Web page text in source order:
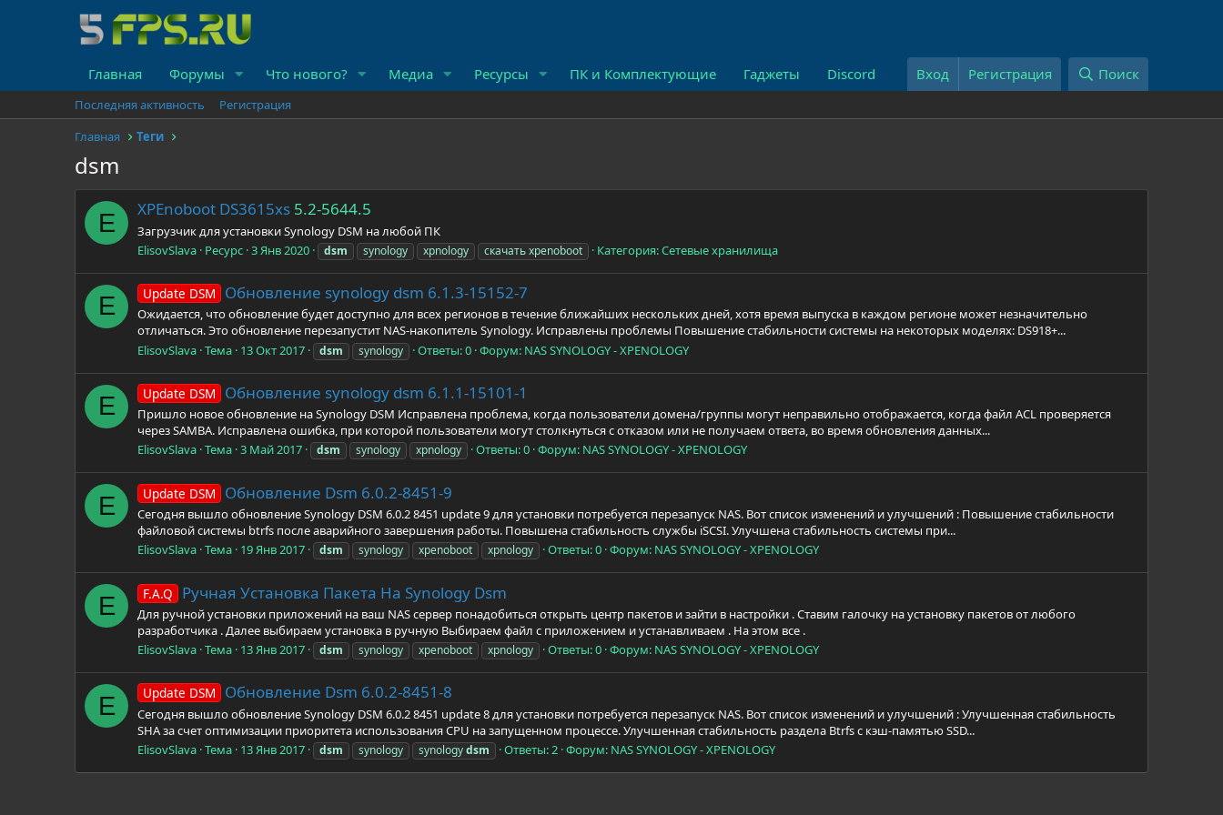
Главная Форумы Что нового? Медиа Ресурсы ПК и Комплектующие Гаджеты Discord Вход Регистрация Поиск
Последняя активность
Регистрация
Главная
Теги
dsm
E XPEnoboot DS3615xs 5.2-5644.5
Загрузчик для установки Synology DSM на любой ПК
ElisovSlava Ресурс 3 Янв 2020 dsm synology xpnology скачать xpenoboot Категория:Сетевые хранилища
E Update DSM Обновление synology dsm 6.1.3-15152-7
Ожидается, что обновление будет доступно для всех регионов в течение ближайших нескольких дней, хотя время выпуска в каждом регионе может незначительно
отличаться. Это обновление перезапустит NAS-накопитель Synology. Исправлены проблемы Повышение стабильности системы на некоторых моделях: DS918+...
ElisovSlava Тема 13 Окт 2017 dsm synology Ответы: 0 Форум: NAS SYNOLOGY - XPENOLOGY
E Update DSM Обновление synology dsm 6.1.1-15101-1
Пришло новое обновление на Synology DSM Исправлена проблема, когда пользователи домена/группы могут неправильно отображается, когда файл ACL проверяется
через SAMBA. Исправлена ошибка, при которой пользователи могут столкнуться с отказом или не получаем ответа, во время обновления данных...
ElisovSlava Тема 3 Май 2017 dsm synology xpnology Ответы: 0 Форум: NAS SYNOLOGY - XPENOLOGY
E Update DSM Обновление Dsm 6.0.2-8451-9
Сегодня вышло обновление Synology DSM 6.0.2 8451 update 9 для установки потребуется перезапуск NAS. Вот список изменений и улучшений : Повышение стабильности
файловой системы btrfs после аварийного завершения работы. Повышена стабильность службы iSCSI. Улучшена стабильность системы при...
ElisovSlava Тема 19 Янв 2017 dsm synology xpenoboot xpnology Ответы: 0 Форум: NAS SYNOLOGY - XPENOLOGY
E F.A.Q Ручная Установка Пакета На Synology Dsm
Для ручной установки приложений на ваш NAS сервер понадобиться открыть центр пакетов и зайти в настройки . Ставим галочку на установку пакетов от любого
разработчика . Далее выбираем установка в ручную Выбираем файл с приложением и устанавливаем . На этом все .
ElisovSlava Тема 13 Янв 2017 dsm synology xpenoboot xpnology Ответы: 0 Форум: NAS SYNOLOGY - XPENOLOGY
E Update DSM Обновление Dsm 6.0.2-8451-8
Сегодня вышло обновление Synology DSM 6.0.2 8451 update 8 для установки потребуется перезапуск NAS. Вот список изменений и улучшений : Улучшенная стабильность
SHA за счет оптимизации приоритета использования CPU на запущенном процессе. Улучшенная стабильность раздела Btrfs с кэш-памятью SSD...
ElisovSlava Тема 13 Янв 2017 dsm synology synologydsm Ответы: 2 Форум: NAS SYNOLOGY - XPENOLOGY